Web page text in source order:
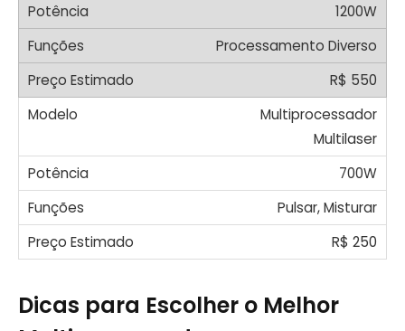
1200W
Processamento Diverso
R$ 550
Multiprocessador
Multilaser
700W
Pulsar, Misturar
R$ 250
Dicas para Escolher o Melhor